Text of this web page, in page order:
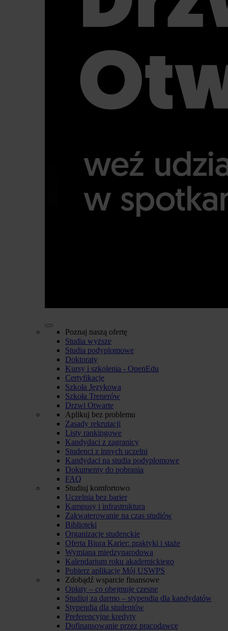
Poznaj naszą ofertę
Studia wyższe
Studia podyplomowe
Doktoraty
Kursy i szkolenia - OpenEdu
Certyfikacje
Szkoła Językowa
Szkoła Trenerów
Drzwi Otwarte
Aplikuj bez problemu
Zasady rekrutacji
Listy rankingowe
Kandydaci z zagranicy
Studenci z innych uczelni
Kandydaci na studia podyplomowe
Dokumenty do pobrania
FAQ
Studiuj komfortowo
Uczelnia bez barier
Kampusy i infrastruktura
Zakwaterowanie na czas studiów
Biblioteki
Organizacje studenckie
Oferta Biura Karier: praktyki i staże
Wymiana międzynarodowa
Kalendarium roku akademickiego
Pobierz aplikację Mój USWPS
Zdobądź wsparcie finansowe
Opłaty – co obejmuje czesne
Studiuj za darmo – stypendia dla kandydatów
Stypendia dla studentów
Preferencyjne kredyty
Dofinansowanie przez pracodawcę